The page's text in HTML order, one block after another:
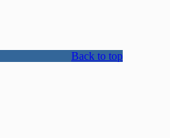
Back to top